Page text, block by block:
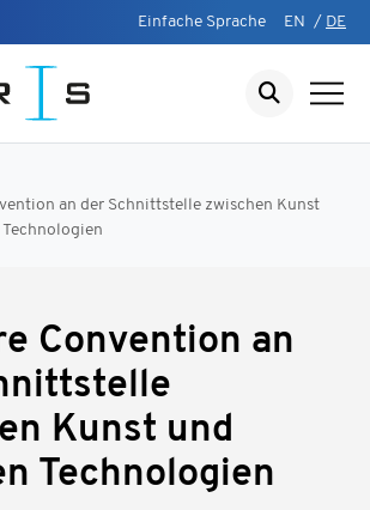
Einfache Sprache EN / DE
an der Schnittstelle zwischen Kunst
Convention an
Kunst und
Technologien